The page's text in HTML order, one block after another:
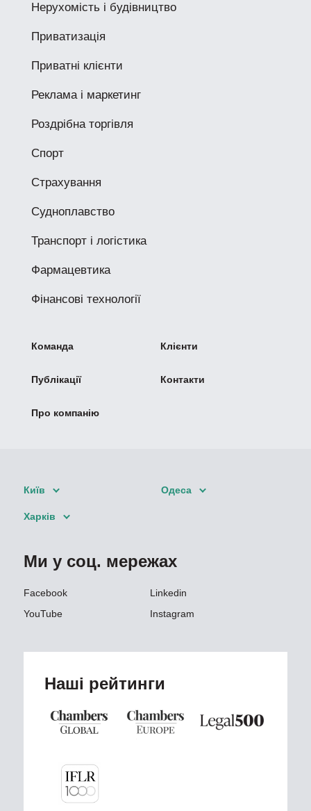
Нерухомість і будівництво
Приватизація
Приватні клієнти
Реклама і маркетинг
Роздрібна торгівля
Спорт
Страхування
Судноплавство
Транспорт і логістика
Фармацевтика
Фінансові технології
Команда Клієнти
Публікації Контакти
Про компанію
Київ Одеса
Харків
Ми у соц. мережах
Facebook
Linkedin
YouTube
Instagram
Наші рейтинги